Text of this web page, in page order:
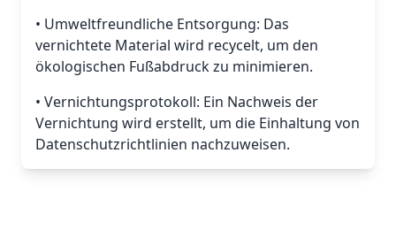
• Umweltfreundliche Entsorgung: Das
vernichtete Material wird recycelt, um den
ökologischen Fußabdruck zu minimieren.
• Vernichtungsprotokoll: Ein Nachweis der
Vernichtung wird erstellt, um die Einhaltung von
Datenschutzrichtlinien nachzuweisen.